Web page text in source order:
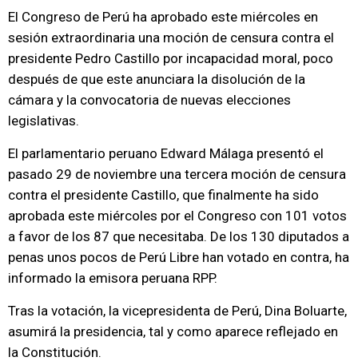
El Congreso de Perú ha aprobado este miércoles en
sesión extraordinaria una moción de censura contra el
presidente Pedro Castillo por incapacidad moral, poco
después de que este anunciara la disolución de la
cámara y la convocatoria de nuevas elecciones
legislativas.
El parlamentario peruano Edward Málaga presentó el
pasado 29 de noviembre una tercera moción de censura
contra el presidente Castillo, que finalmente ha sido
aprobada este miércoles por el Congreso con 101 votos
a favor de los 87 que necesitaba. De los 130 diputados a
penas unos pocos de Perú Libre han votado en contra, ha
informado la emisora peruana RPP.
Tras la votación, la vicepresidenta de Perú, Dina Boluarte,
asumirá la presidencia, tal y como aparece reflejado en
la Constitución.